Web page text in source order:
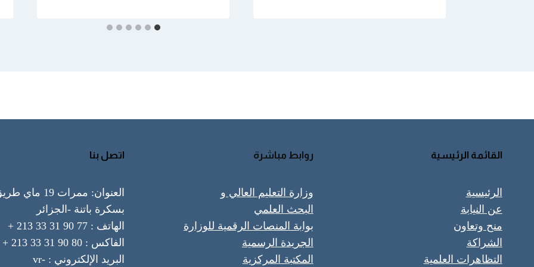
القائمة الرئيسية
الرئيسية
عن النيابة
منح وتعاون
الشراكة
التظاهرات العلمية
روابط مباشرة
وزارة التعليم العالي و
البحث العلمي
بوابة المنصات الرقمية للوزارة
الجريدة الرسمية
المكتبة المركزية
اتصل بنا
العنوان: ممرات 19 ماي
بسكرة باتنة -الجزائر
الهاتف : 77 90 31 33 213 +
الفاكس : 80 90 31 33 213 +
البريد الإلكتروني : vr-